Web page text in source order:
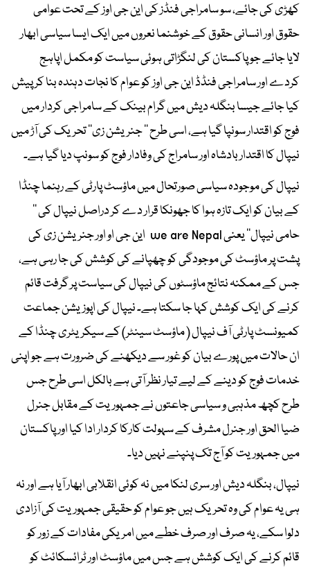
کھڑی کی جائے، سو سامراجی فنڈز کی این جی اوز کے تحت عوامی
حقوق اور انسانی حقوق کے خوشنما نعروں میں ایک ایسا سیاسی ابھار
لایا جائے جو پاکستان کی لنگڑاتی ہوئی سیاست کو مکمل اپاہج
کردے اور سامراجی فنڈڈ این جی اوز کو عوام کا نجات دہندہ بنا کر پیش
کیا جائے جیسا بنگلہ دیش میں گرام بینک کے سامراجی کردار میں
فوج کو اقتدار سونپا گیا ہے، اسی طرح ’’ جنریشن زی‘‘ تحریک کی آڑ میں
نیپال کا اقتدار بادشاہ اور سامراج کی وفادار فوج کو سونپ دیا گیا ہے۔
نیپال کی موجودہ سیاسی صورتحال میں ماؤسٹ پارٹی کے رہنما چنڈا
کے بیان کو ایک تازہ ہوا کا جھونکا قرار دے کر دراصل نیپال کی ’’
حامی نیپال‘‘ یعنی we are Nepal این جی او اور جنریشن زی کی
پشت پر ماؤسٹ کی موجودگی کو چھپانے کی کوشش کی جا رہی ہے،
جس کے ممکنہ نتائج ماؤسٹوں کی نیپال کی سیاست پر گرفت قائم
کرنے کی ایک کوشش کہا جا سکتا ہے۔ نیپال کی اپوزیشن جماعت
کمیونسٹ پارٹی آف نیپال ( ماؤسٹ سینٹر) کے سیکریٹری چنڈا کے
ان حالات میں پورے بیان کو غور سے دیکھنے کی ضرورت ہے جو اپنی
خدمات فوج کو دینے کے لیے تیار نظر آتی ہے بالکل اسی طرح جس
طرح کچھ مذہبی و سیاسی جاعتوں نے جمہوریت کے مقابل جنرل
ضیا الحق اور جنرل مشرف کے سہولت کارکا کردار ادا کیا اور پاکستان
میں جمہوریت کو آج تک پنپنے نہیں دیا۔
نیپال، بنگلہ دیش اور سری لنکا میں نہ کوئی انقلابی ابھار آیا ہے اور نہ
ہی یہ عوام کی وہ تحریک ہیں جو عوام کو حقیقی جمہوریت کی آزادی
دلوا سکے، یہ صرف اور صرف خطے میں امریکی مفادات کے زور کو
قائم کرنے کی ایک کوشش ہے جس میں ماؤسٹ اور ٹرائسکائٹ کو